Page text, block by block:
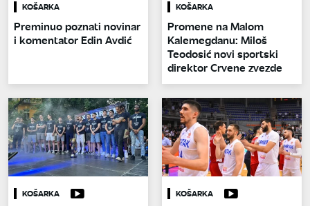
KOŠARKA
Preminuo poznati novinar
i komentator Edin Avdić
KOŠARKA
Promene na Malom
Kalemegdanu: Miloš
Teodosić novi sportski
direktor Crvene zvezde
KOŠARKA KOŠARKA